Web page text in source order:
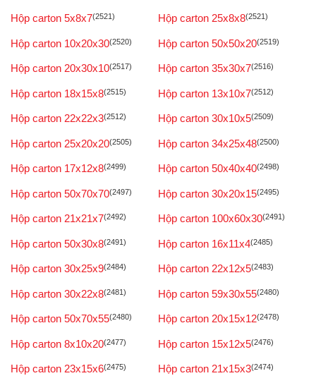
Hộp carton 5x8x7(2521) Hộp carton 25x8x8(2521)
Hộp carton 10x20x30(2520) Hộp carton 50x50x20(2519)
Hộp carton 20x30x10(2517) Hộp carton 35x30x7(2516)
Hộp carton 18x15x8(2515) Hộp carton 13x10x7(2512)
Hộp carton 22x22x3(2512) Hộp carton 30x10x5(2509)
Hộp carton 25x20x20(2505) Hộp carton 34x25x48(2500)
Hộp carton 17x12x8(2499) Hộp carton 50x40x40(2498)
Hộp carton 50x70x70(2497) Hộp carton 30x20x15(2495)
Hộp carton 21x21x7(2492) Hộp carton 100x60x30(2491)
Hộp carton 50x30x8(2491) Hộp carton 16x11x4(2485)
Hộp carton 30x25x9(2484) Hộp carton 22x12x5(2483)
Hộp carton 30x22x8(2481) Hộp carton 59x30x55(2480)
Hộp carton 50x70x55(2480) Hộp carton 20x15x12(2478)
Hộp carton 8x10x20(2477) Hộp carton 15x12x5(2476)
Hộp carton 23x15x6(2475) Hộp carton 21x15x3(2474)